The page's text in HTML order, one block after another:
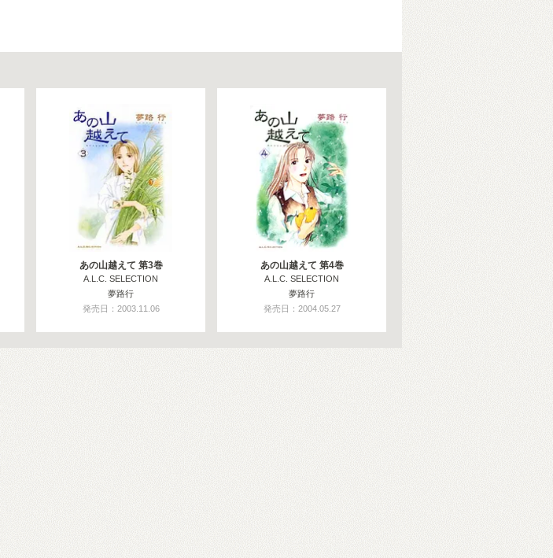
あの山越えて 第3巻
A.L.C. SELECTION
夢路行
発売日：2003.11.06
あの山越えて 第4巻
A.L.C. SELECTION
夢路行
発売日：2004.05.27